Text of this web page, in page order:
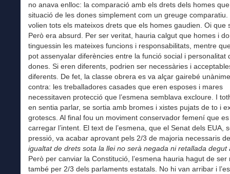
no anava enlloc: la comparació amb els drets dels homes
situació de les dones simplement com un greuge comparatiu.
volien tots els mateixos drets que els homes gaudien. Oi que
Però era absurd. Per ser veritat, hauria calgut que homes i
tinguessin les mateixes funcions i responsabilitats, mentre
pot assenyalar diferències entre la funció social i personalitat
dones. Si eren diferents, podrien ser necessàries i
diferents. De fet, la classe obrera es va alçar gairebé
contra: les treballadores casades que eren esposes i mares
necessitaven protecció que l’esmena semblava excloure. I
en sentia parlar, se sortia amb bromes i xistes pujats de to i
grotescs. Al final fou un moviment conservador femení que
carregar l’intent. El text de l’esmena, que el Senat dels EUA,
pressió, va acabar aprovant pels 2/3 de majoria necessaris
igualtat de drets sota la llei no serà negada ni retallada degut
Però per canviar la Constitució, l’esmena hauria hagut de ser
també per 2/3 dels parlaments estatals. No hi van arribar i